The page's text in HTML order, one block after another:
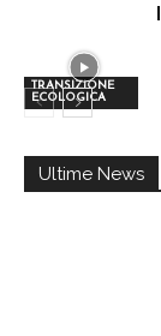
TRANSIZIONE
ECOLOGICA
Ultime News